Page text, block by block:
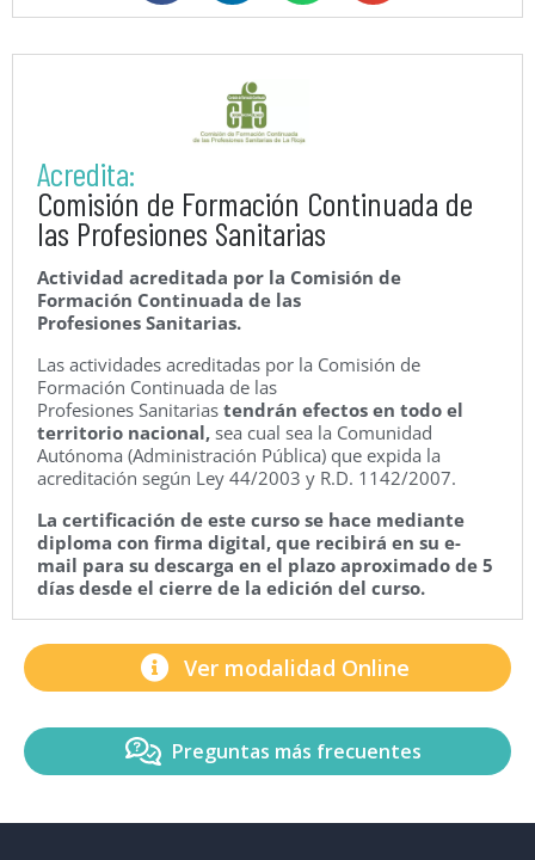
Acredita:
Comisión de Formación Continuada de
las Profesiones Sanitarias
Actividad acreditada por la Comisión de
Formación Continuada de las
Profesiones Sanitarias.
Las actividades acreditadas por la Comisión de
Formación Continuada de las
Profesiones Sanitarias tendrán efectos en todo el
territorio nacional, sea cual sea la Comunidad
Autónoma (Administración Pública) que expida la
acreditación según Ley 44/2003 y R.D. 1142/2007.
La certificación de este curso se hace mediante
diploma con firma digital, que recibirá en su e-
mail para su descarga en el plazo aproximado de 5
días desde el cierre de la edición del curso.
Ver modalidad Online
Preguntas más frecuentes